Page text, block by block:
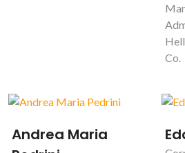
Co.
Andrea Maria